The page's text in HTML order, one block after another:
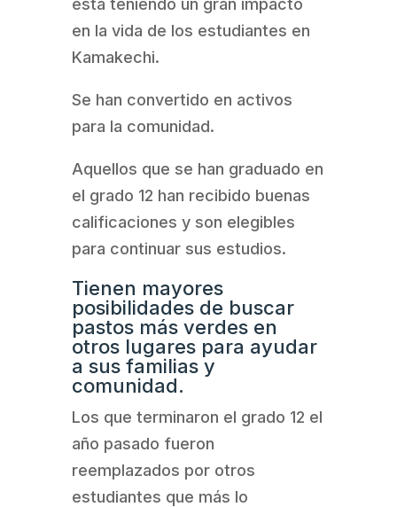
está teniendo un gran impacto
en la vida de los estudiantes en
Kamakechi.
Se han convertido en activos
para la comunidad.
Aquellos que se han graduado en
el grado 12 han recibido buenas
calificaciones y son elegibles
para continuar sus estudios.
Tienen mayores
posibilidades de buscar
pastos más verdes en
otros lugares para ayudar
a sus familias y
comunidad.
Los que terminaron el grado 12 el
año pasado fueron
reemplazados por otros
estudiantes que más lo